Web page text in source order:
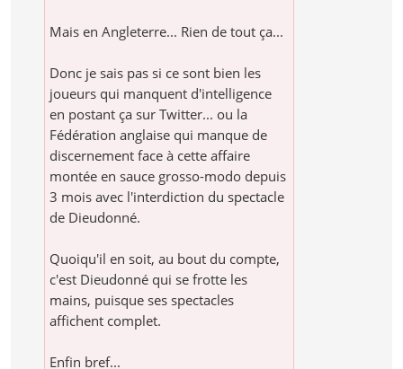
Mais en Angleterre... Rien de tout ça...
Donc je sais pas si ce sont bien les
joueurs qui manquent d'intelligence
en postant ça sur Twitter... ou la
Fédération anglaise qui manque de
discernement face à cette affaire
montée en sauce grosso-modo depuis
3 mois avec l'interdiction du spectacle
de Dieudonné.
Quoiqu'il en soit, au bout du compte,
c'est Dieudonné qui se frotte les
mains, puisque ses spectacles
affichent complet.
Enfin bref...